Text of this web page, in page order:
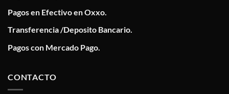
Pagos en Efectivo en Oxxo.
Transferencia /Deposito Bancario.
Pagos con Mercado Pago.
CONTACTO